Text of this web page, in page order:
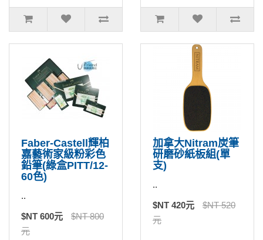
Faber-Castell輝柏
嘉藝術家級粉彩色
鉛筆(綠盒PITT/12-
60色)
..
$NT 600元
$NT 800
元
加拿大Nitram炭筆
研磨砂紙板組(單
支)
..
$NT 420元
$NT 520
元